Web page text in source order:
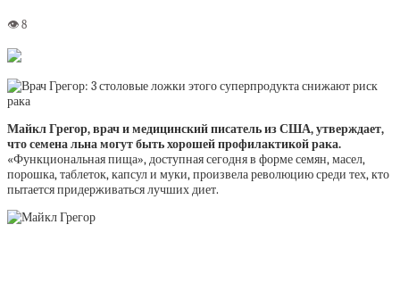
Майкл Грегор, врач и медицинский писатель из США, утверждает,
что семена льна могут быть хорошей профилактикой рака.
«Функциональная пища», доступная сегодня в форме семян, масел,
порошка, таблеток, капсул и муки, произвела революцию среди тех, кто
пытается придерживаться лучших диет.